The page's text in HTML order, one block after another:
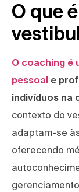
O que
O coaching é
pessoal e
indivíduos na
contexto do
adaptam-se
oferecendo